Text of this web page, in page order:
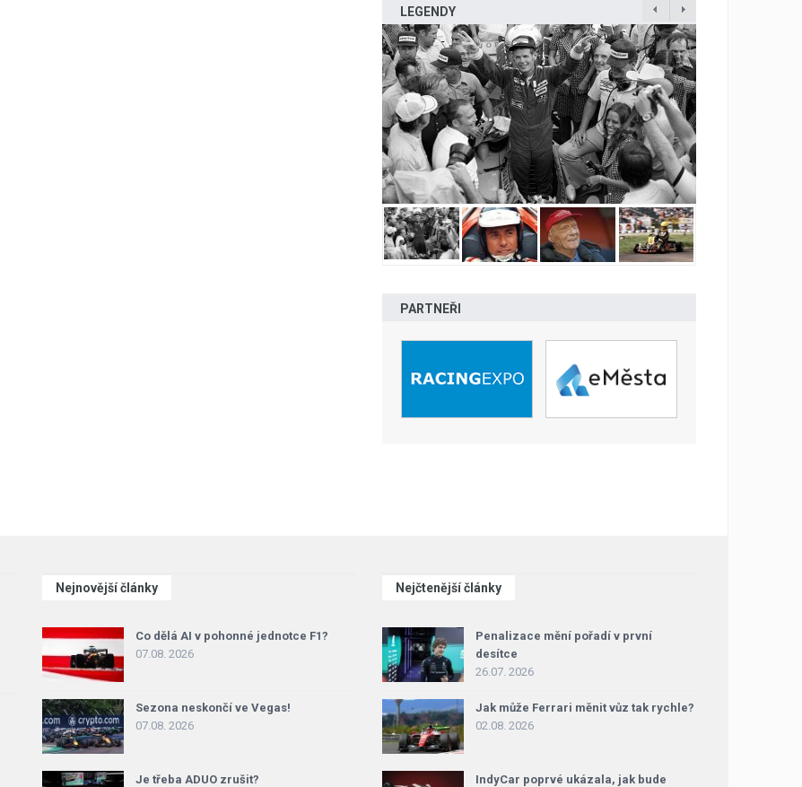
LEGENDY
PARTNEŘI
Nejnovější články
Co dělá AI v pohonné jednotce F1?
07.08. 2026
Sezona neskončí ve Vegas!
07.08. 2026
Je třeba ADUO zrušit?
Nejčtenější články
Penalizace mění pořadí v první
desítce
26.07. 2026
Jak může Ferrari měnit vůz tak rychle?
02.08. 2026
IndyCar poprvé ukázala, jak bude